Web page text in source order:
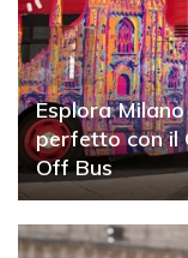
Esplora
perfetto con il
Off Bus